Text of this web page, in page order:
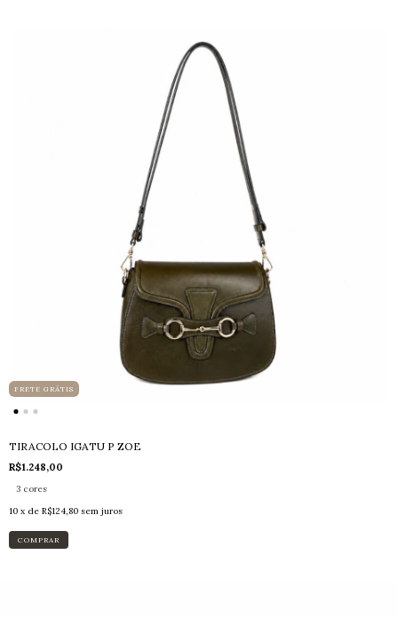
FRETE GRÁTIS
TIRACOLO IGATU P ZOE
R$1.248,00
3 cores
10 x de R$124,80 sem juros
COMPRAR